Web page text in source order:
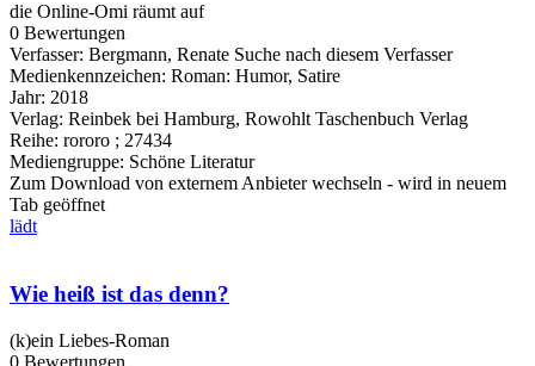
die Online-Omi räumt auf
0 Bewertungen
Verfasser: Bergmann, Renate Suche nach diesem Verfasser
Medienkennzeichen: Roman: Humor, Satire
Jahr: 2018
Verlag: Reinbek bei Hamburg, Rowohlt Taschenbuch Verlag
Reihe: rororo ; 27434
Mediengruppe: Schöne Literatur
Zum Download von externem Anbieter wechseln - wird in neuem
Tab geöffnet
lädt
Wie heiß ist das denn?
(k)ein Liebes-Roman
0 Bewertungen